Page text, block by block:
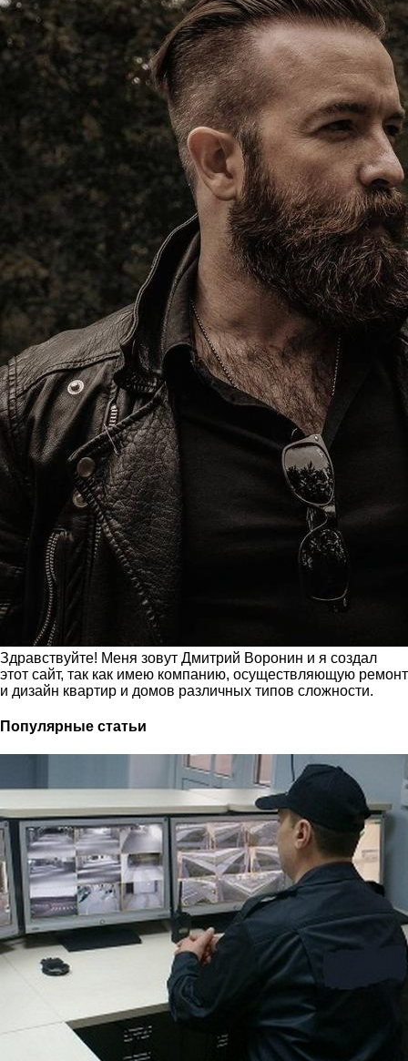
Здравствуйте! Меня зовут Дмитрий Воронин и я создал
этот сайт, так как имею компанию, осуществляющую ремонт
и дизайн квартир и домов различных типов сложности.
Популярные статьи